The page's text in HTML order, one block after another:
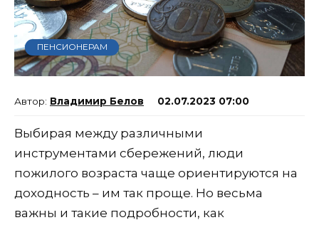
ПЕНСИОНЕРАМ
Владимир Белов 02.07.2023 07:00
Выбирая между различными
инструментами сбережений, люди
пожилого возраста чаще ориентируются на
доходность – им так проще. Но весьма
важны и такие подробности, как